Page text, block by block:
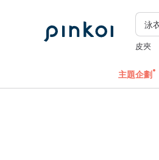
皮夾
主題企劃